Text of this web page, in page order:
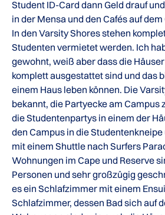
Student ID-Card dann Geld drauf
in der Mensa und den Cafés auf dem
In den Varsity Shores stehen
Studenten vermietet werden. Ich
gewohnt, weiß aber dass die
komplett ausgestattet sind und das
einem Haus leben können. Die
bekannt, die Partyecke am Campus
die Studentenpartys in einem der
den Campus in die
mit einem Shuttle nach Surfers
Wohnungen im Cape und Reserve
Personen und sehr großzügig
es ein Schlafzimmer mit einem
Schlafzimmer, dessen Bad sich auf